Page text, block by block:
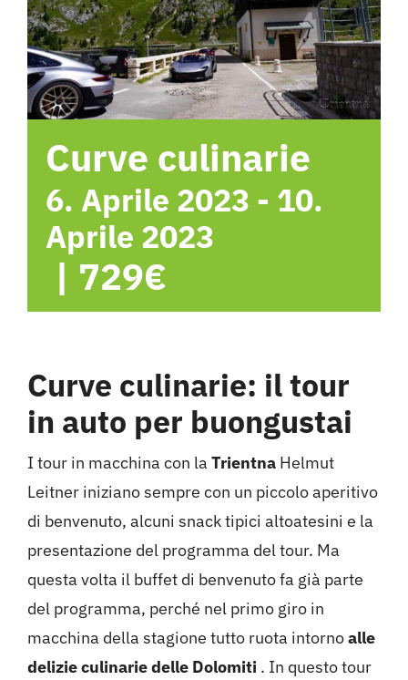
Hotel
Contattami
Curve culinarie
6. Aprile 2023 - 10.
Aprile 2023
| 729€
Curve culinarie: il tour
in auto per buongustai
I tour in macchina con la Trientna Helmut
Leitner iniziano sempre con un piccolo aperitivo
di benvenuto, alcuni snack tipici altoatesini e la
presentazione del programma del tour. Ma
questa volta il buffet di benvenuto fa già parte
del programma, perché nel primo giro in
macchina della stagione tutto ruota intornoalle
delizie culinarie delle Dolomiti . In questo tour